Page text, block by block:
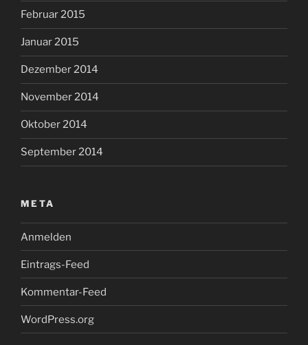
Februar 2015
Januar 2015
Dezember 2014
November 2014
Oktober 2014
September 2014
META
Anmelden
Eintrags-Feed
Kommentar-Feed
WordPress.org